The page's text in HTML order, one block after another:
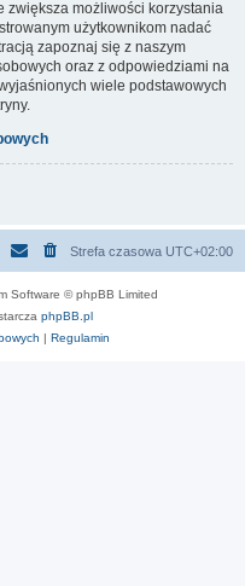
zwiększa możliwości korzystania
użytkownikom nadać
zapoznaj się z naszym
oraz z odpowiedziami na
wiele podstawowych
Strefa czasowa UTC+02:00
Software © phpBB Limited
phpBB.pl
| Regulamin